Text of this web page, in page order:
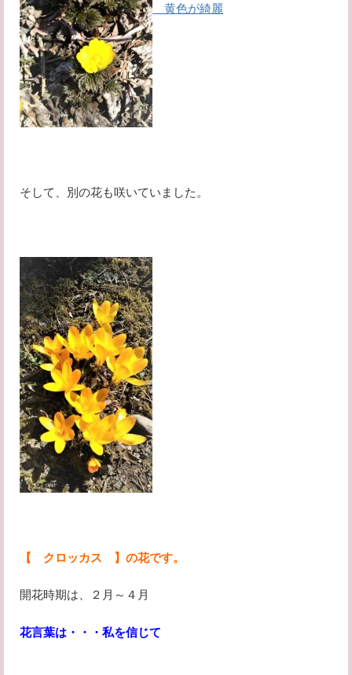
黄色が綺麗
そして、別の花も咲いていました。
【 クロッカス 】の花です。
開花時期は、２月～４月
花言葉は・・・私を信じて